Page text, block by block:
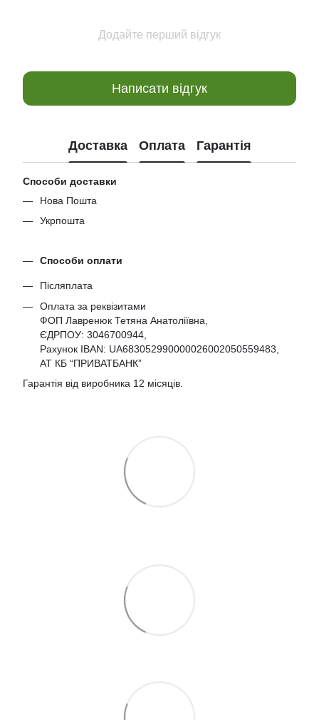
Додайте перший відгук
Написати відгук
Доставка Оплата Гарантія
Способи доставки
Нова Пошта
Укрпошта
Способи оплати
Післяплата
Оплата за реквізитами
ФОП Лавренюк Тетяна Анатоліївна,
ЄДРПОУ: 3046700944
Рахунок IBAN: UA683052990000026002050559483,
АТ КБ “ПРИВАТБАНК”
Гарантія від виробника 12 місяців.